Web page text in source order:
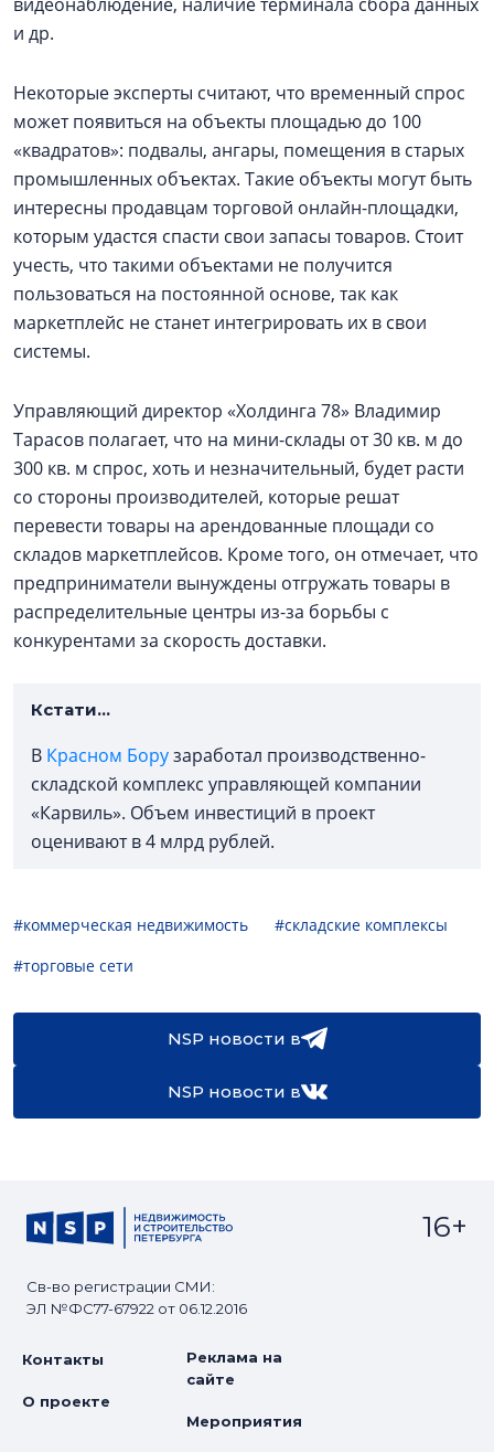
и др.
Некоторые эксперты считают, что временный спрос
может появиться на объекты площадью до 100
«квадратов»: подвалы, ангары, помещения в старых
промышленных объектах. Такие объекты могут быть
интересны продавцам торговой онлайн-площадки,
которым удастся спасти свои запасы товаров. Стоит
учесть, что такими объектами не получится
пользоваться на постоянной основе, так как
маркетплейс не станет интегрировать их в свои
системы.
Управляющий директор «Холдинга 78» Владимир
Тарасов полагает, что на мини-склады от 30 кв. м до
300 кв. м спрос, хоть и незначительный, будет расти
со стороны производителей, которые решат
перевести товары на арендованные площади со
складов маркетплейсов. Кроме того, он отмечает, что
предприниматели вынуждены отгружать товары в
распределительные центры из-за борьбы с
конкурентами за скорость доставки.
Кстати…
В Красном Борузаработал производственно-
складской комплекс управляющей компании
«Карвиль». Объем инвестиций в проект
оценивают в 4 млрд рублей.
#коммерческая недвижимость
#складские комплексы
#торговые сети
NSP новости в
NSP новости в
Св-во регистрации СМИ:
ЭЛ №ФС77-67922 от 06.12.2016
16+
Контакты
О проекте
Реклама на
сайте
Мероприятия